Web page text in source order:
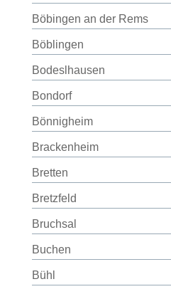
Böbingen an der Rems
Böblingen
Bodeslhausen
Bondorf
Bönnigheim
Brackenheim
Bretten
Bretzfeld
Bruchsal
Buchen
Bühl